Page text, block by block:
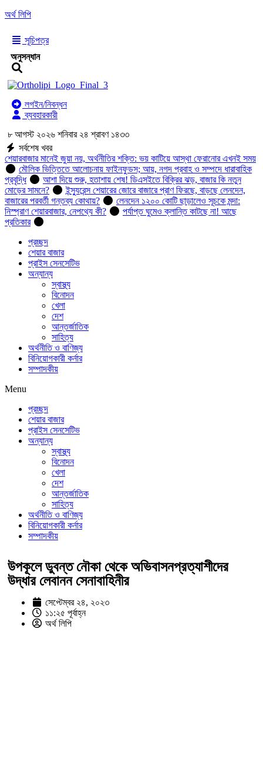
অর্থ লিপি
সূচিপত্র
অনুসন্ধান
লগইন/নিবন্ধন
ব্যবহারকারী
৮ আগস্ট ২০২৬ শনিবার ২৪ শ্রাবণ ১৪৩৩
সর্বশেষ খবর
শেয়ারবাজার মানেই জুয়া নয়, অর্থনীতির শক্তি: ভয় কাটিয়ে আস্থা ফেরানোর এখনই সময়
মৌলিক ভিত্তিতে আলোচনায় ফাইনফুডস; আয়, নগদ প্রবাহ ও সম্পদে ধারাবাহিক
প্রবৃদ্ধি
আশা দিয়ে শুরু, হতাশায় শেষ! ডিএসইতে বিক্রির ঝড়, বাজার কি নতুন
মোড়ের সামনে?
ইন্স্যুরেন্স শেয়ারের জোরে বাজারে প্রাণ ফিরছে, বাড়ছে লেনদেন,
বাজারের পরবর্তী গন্তব্য কোথায়?
লেনদেন ১২০০ কোটি ছাড়ালেও সূচকে মন্দা:
নিস্প্রাণ শেয়ারবাজার, নেপথ্যে কী?
পর্যাপ্ত ঘুমেও ক্লান্তি কাটছে না! আছে
প্রতিকার
প্রচ্ছদ
শেয়ার বাজার
প্রাইস সেনসেটিভ
অন্যান্য
স্বাস্থ্য
বিনোদন
খেলা
দেশ
আন্তর্জাতিক
সাহিত্য
অর্থনীতি ও বাণিজ্য
বিনিয়োগকারী কর্নার
সম্পাদকীয়
Menu
প্রচ্ছদ
শেয়ার বাজার
প্রাইস সেনসেটিভ
অন্যান্য
স্বাস্থ্য
বিনোদন
খেলা
দেশ
আন্তর্জাতিক
সাহিত্য
অর্থনীতি ও বাণিজ্য
বিনিয়োগকারী কর্নার
সম্পাদকীয়
উপকূলে ডুবন্ত নৌকা থেকে অভিবাসনপ্রত্যাশীদের
উদ্ধার লেবানন সেনাবাহিনীর
সেপ্টেম্বর ২৪, ২০২৩
১১:২৫ পূর্বাহ্ন
অর্থ লিপি